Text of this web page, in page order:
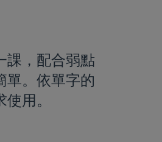
課，配合弱點
單。依單字的
用。